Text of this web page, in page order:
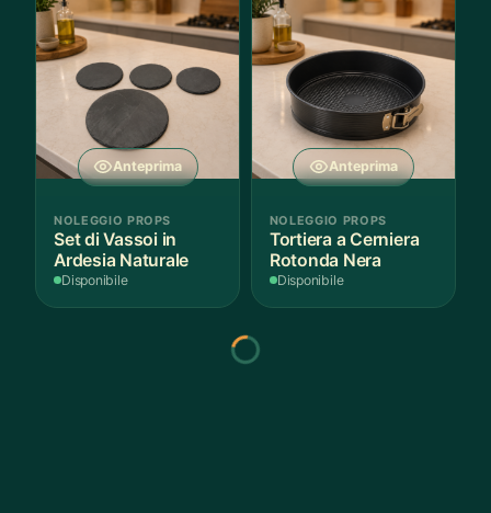
Anteprima
NOLEGGIO PROPS
Set di Vassoi in
Ardesia Naturale
Disponibile
Anteprima
NOLEGGIO PROPS
Tortiera a Cerniera
Rotonda Nera
Disponibile